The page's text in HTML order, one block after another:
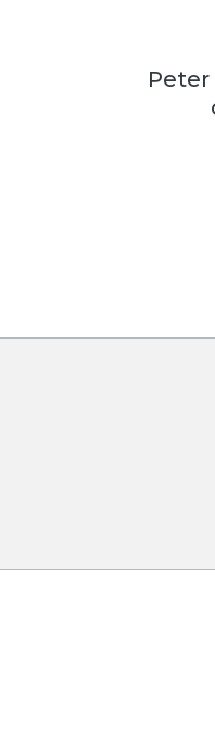
Peter